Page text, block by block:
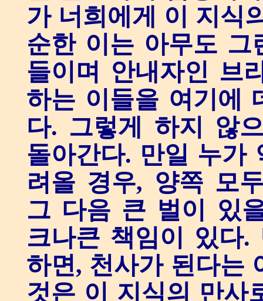
가 너희에게 이 지식
순한 이는 아무도
들이며 안내자인 브
하는 이들을 여기에
다. 그렇게 하지 않
돌아간다. 만일 누가
려올 경우, 양쪽 모
그 다음 큰 벌이 있
크나큰 책임이 있다.
하면, 천사가 된다는
것은 이 지식의 만사